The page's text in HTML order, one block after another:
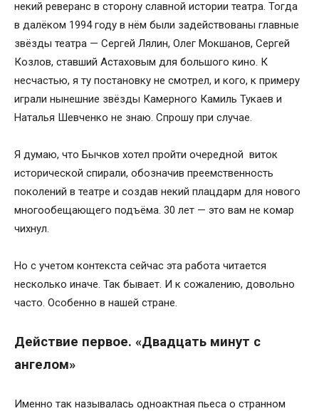
некий реверанс в сторону славной истории театра. Тогда
в далёком 1994 году в нём были задействованы главные
звёзды театра — Сергей Лялин, Олег Мокшанов, Сергей
Козлов, ставший Астаховым для большого кино. К
несчастью, я ту постановку не смотрел, и кого, к примеру
играли нынешние звёзды Камерного Камиль Тукаев и
Наталья Шевченко не знаю. Спрошу при случае.
Я думаю, что Бычков хотел пройти очередной виток
исторической спирали, обозначив преемственность
поколений в театре и создав некий плацдарм для нового
многообещающего подъёма. 30 лет — это вам не комар
чихнул.
Но с учетом контекста сейчас эта работа читается
несколько иначе. Так бывает. И к сожалению, довольно
часто. Особенно в нашей стране.
Действие первое. «Двадцать минут с
ангелом»
Именно так называлась одноактная пьеса о странном